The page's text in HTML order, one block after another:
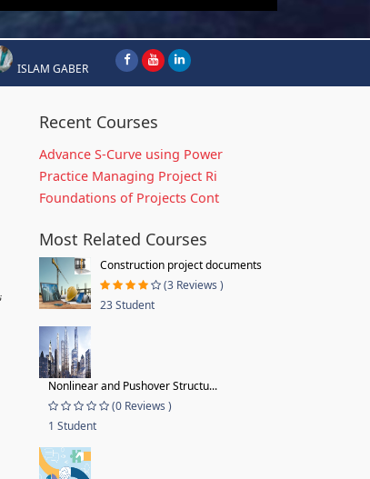
ISLAM GABER
Recent Courses
Advance S-Curve using Power
Practice Managing Project Ri
Foundations of Projects Cont
Most Related Courses
Construction project documents
(3 Reviews )
23 Student
Nonlinear and Pushover Structu...
(0 Reviews )
1 Student